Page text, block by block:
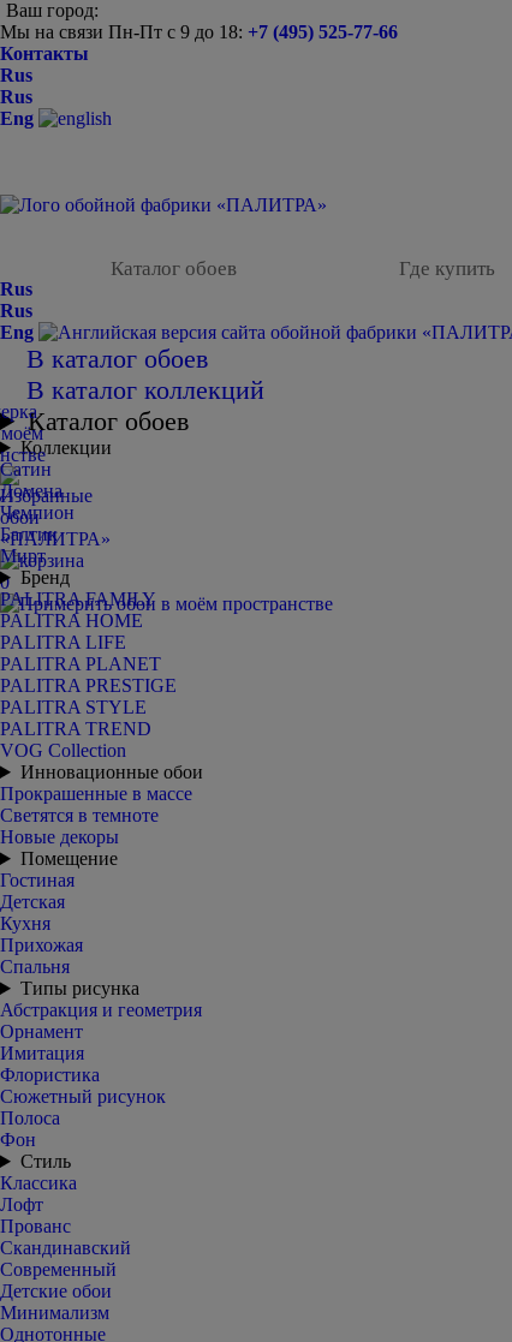
Ваш город:
Мы на связи Пн-Пт с 9 до 18: +7 (495) 525-77-66
Контакты
Rus
Rus
Eng
Каталог обоев Где купить
0
Rus
Rus
Eng
В каталог обоев
В каталог коллекций
Каталог обоев
Коллекции
Сатин
Домена
Чемпион
Балтик
Мирт
Бренд
PALITRA FAMILY
PALITRA HOME
PALITRA LIFE
PALITRA PLANET
PALITRA PRESTIGE
PALITRA STYLE
PALITRA TREND
VOG Collection
Инновационные обои
Прокрашенные в массе
Светятся в темноте
Новые декоры
Помещение
Гостиная
Детская
Кухня
Прихожая
Спальня
Типы рисунка
Абстракция и геометрия
Орнамент
Имитация
Флористика
Сюжетный рисунок
Полоса
Фон
Стиль
Классика
Лофт
Прованс
Скандинавский
Современный
Детские обои
Минимализм
Однотонные